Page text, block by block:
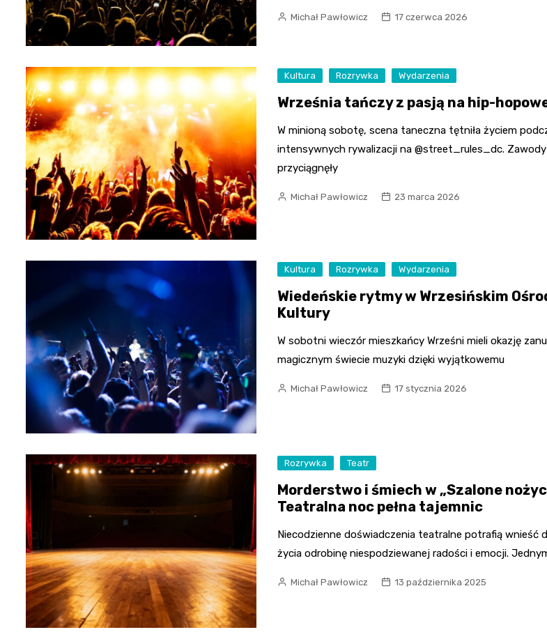
Michał Pawłowicz 17 czerwca 2026
Kultura Rozrywka Wydarzenia
Września tańczy z pasją na hip-
W minioną sobotę, scena taneczna tętniła życiem
intensywnych rywalizacji na @street_rules_dc.
przyciągnęły
Michał Pawłowicz 23 marca 2026
Kultura Rozrywka Wydarzenia
Wiedeńskie rytmy w Wrzesińskim
Kultury
W sobotni wieczór mieszkańcy Wrześni mieli okazję
magicznym świecie muzyki dzięki wyjątkowemu
Michał Pawłowicz 17 stycznia 2026
Rozrywka Teatr
Morderstwo i śmiech w „Szalone
Teatralna noc pełna tajemnic
Niecodzienne doświadczenia teatralne potrafią wnieść
życia odrobinę niespodziewanej radości i emocji.
Michał Pawłowicz 13 października 2025